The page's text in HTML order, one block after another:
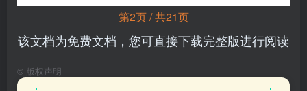
第2页 / 共21页
该文档为免费文档，您可直接下载完整版进行阅读
© 版权声明